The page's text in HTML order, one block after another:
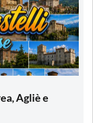
Agliè e